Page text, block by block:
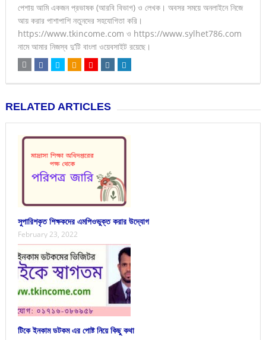
পেশায় আমি একজন প্রভাষক (আরবি বিভাগ) ও লেখক। অবসর সময়ে অনলাইনে নিজে
আয় করার পাশাপাশি নতুনদের সহযোগিতা করি।
https://www.tkincome.com ও https://www.sylhet786.com
নামে আমার নিজস্ব দু’টি বাংলা ওয়েবসাইট রয়েছে।
RELATED ARTICLES
সুপারিশকৃত শিক্ষকদের এমপিওভুক্ত করার উদ্যোগ
February 23, 2022
টিকে ইনকাম ডটকম এর পোষ্ট নিয়ে কিছু কথা